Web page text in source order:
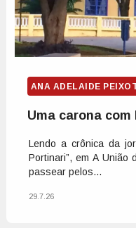
ANA ADELAIDE
Uma carona com
Lendo a crônica da
Portinari”, em A União
passear pelos...
29.7.26